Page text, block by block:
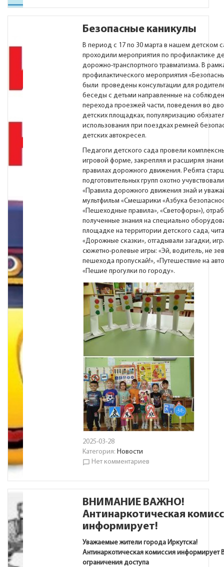
Безопасные каникулы
В период с 17 по 30 марта в нашем детском
проходили мероприятия по профилактике
дорожно-транспортного травматизма. В
профилактического мероприятия
были проведены консультации для
беседы с детьми направленные на
перехода проезжей части, поведения во
детских площадках, популяризацию
использования при поездках ремней
детских автокресел.
Педагоги детского сада провели
игровой форме, закрепляя и расширяя
правилах дорожного движения. Ребята
подготовительных групп охотно
«Правила дорожного движения знай и
мультфильм «Смешарики «Азбука
«Пешеходные правила», «Светофоры»),
полученные знания на специально
площадке на территории детского сада,
«Дорожные сказки», отгадывали загадки,
сюжетно-ролевые игры: «Эй, водитель, не
пешехода пропускай!», «Путешествие на
«Пешие прогулки по городу».
2025-03-28
Категория: Новости
chat_bubble_outline Нет комментариев
ВНИМАНИЕ ВАЖНО!
Антинаркотическая
информирует!
Уважаемые жители города Иркутска!
Антинаркотическая комиссия информирует
ограничения доступа